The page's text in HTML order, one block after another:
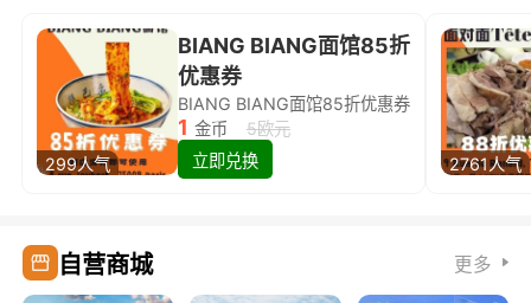
299人气
BIANG BIANG面馆85折
优惠券
BIANG BIANG面馆85折优惠券
1 金币
5欧元
立即兑换
2761人气
自营商城 更多